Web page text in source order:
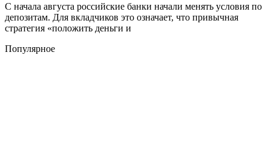
С начала августа российские банки начали менять условия по
депозитам. Для вкладчиков это означает, что привычная
стратегия «положить деньги и
Популярное